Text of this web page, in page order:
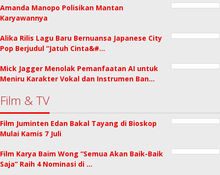
Amanda Manopo Polisikan Mantan
Karyawannya
Alika Rilis Lagu Baru Bernuansa Japanese City
Pop Berjudul “Jatuh Cinta&#…
Mick Jagger Menolak Pemanfaatan AI untuk
Meniru Karakter Vokal dan Instrumen Ban…
Film & TV
Film Juminten Edan Bakal Tayang di Bioskop
Mulai Kamis 7 Juli
Film Karya Baim Wong “Semua Akan Baik-Baik
Saja” Raih 4 Nominasi di …